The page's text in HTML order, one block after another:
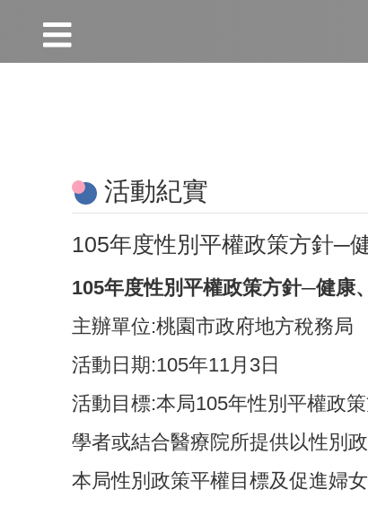
活動紀實
105年度性別平權政策方針─
105年度性別平權政策方針─健康
主辦單位:桃園市政府地方稅務局
活動日期:105年11月3日
活動目標:本局105年性別平權政
學者或結合醫療院所提供以性別
本局性別政策平權目標及促進婦女